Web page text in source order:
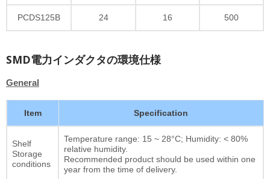
PCDS125B 24 16 500
SMD電力インダクタの環境仕様
General
Item Specification
Shelf
Storage
conditions
Temperature range: 15 ~ 28°C; Humidity: < 80%
relative humidity.
Recommended product should be used within one
year from the time of delivery.